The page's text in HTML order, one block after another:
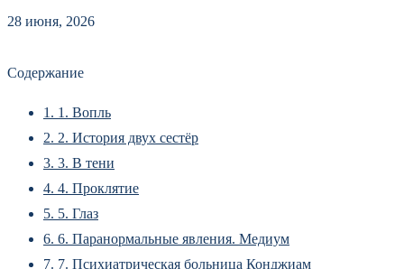
28 июня, 2026
Содержание
1. 1. Вопль
2. 2. История двух сестёр
3. 3. В тени
4. 4. Проклятие
5. 5. Глаз
6. 6. Паранормальные явления. Медиум
7. 7. Психиатрическая больница Конджиам